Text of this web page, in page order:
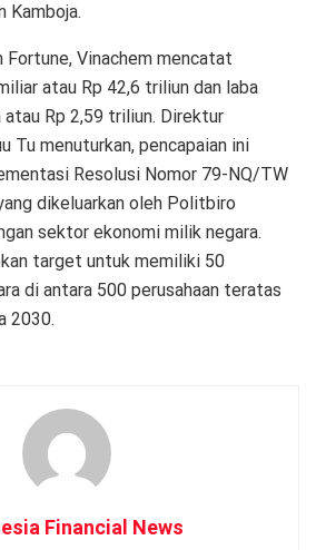
Kamboja.
Fortune, Vinachem mencatat
atau Rp 42,6 triliun dan laba
Rp 2,59 triliun. Direktur
Tu menuturkan, pencapaian ini
Resolusi Nomor 79-NQ/TW
dikeluarkan oleh Politbiro
sektor ekonomi milik negara.
target untuk memiliki 50
di antara 500 perusahaan teratas
2030.
Financial News